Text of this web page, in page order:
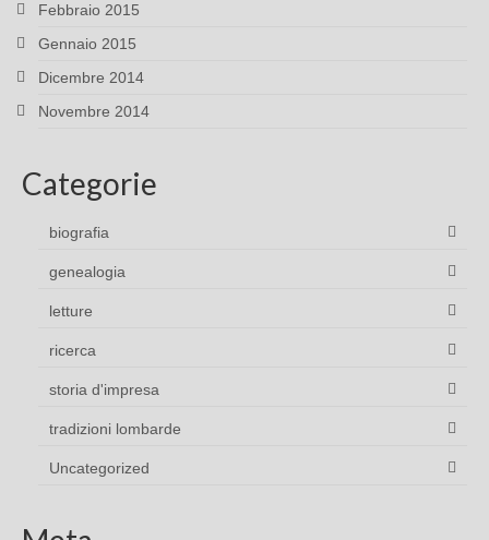
Febbraio 2015
Gennaio 2015
Dicembre 2014
Novembre 2014
Categorie
biografia
genealogia
letture
ricerca
storia d'impresa
tradizioni lombarde
Uncategorized